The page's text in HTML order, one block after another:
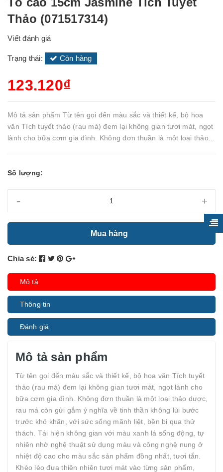
Thảo (071517314)
Viết đánh giá
Trạng thái: Còn hàng
123.120₫
Mô tả sản phẩm Từ tên gọi đến màu sắc và thiết kế, bộ hoa
văn Tích tuyết thảo (rau má) đem lại không gian tươi mát, ngọt
lành cho bữa cơm gia đình. Không đơn thuần là một loại thảo...
Số lượng:
- +
Mua hàng
Chia sẻ:
Mô tả
Thông tin
Đánh giá
Mô tả sản phẩm
Từ tên gọi đến màu sắc và thiết kế, bộ hoa văn Tích tuyết
thảo (rau má) đem lại không gian tươi mát, ngọt lành cho
bữa cơm gia đình. Không đơn thuần là một loại thảo dược,
rau má còn gửi gắm ý nghĩa về tinh thần không lùi bước
trước khó khăn, với sức sống mãnh liệt, bền bỉ qua thử
thách. Tái hiện không gian với màu xanh lá sống động, tự
nhiên nhờ nghệ thuật sử dụng màu và công nghệ nung ở
nhiệt độ cao cho màu sắc sản phẩm đồng nhất, tươi tắn.
Khéo léo đưa thiên nhiên tươi mát vào từng sản phẩm,